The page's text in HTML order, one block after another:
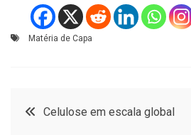
Matéria de Capa
Navegação
Celulose em escala global